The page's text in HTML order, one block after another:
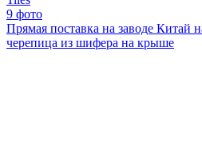
9 фото
Прямая поставка на заводе Китай
черепица из шифера на крыше